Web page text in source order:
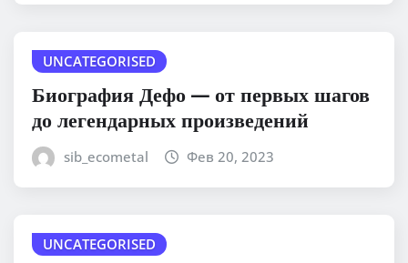
UNCATEGORISED
Биография Дефо — от первых шагов
до легендарных произведений
sib_ecometal Фев 20, 2023
UNCATEGORISED